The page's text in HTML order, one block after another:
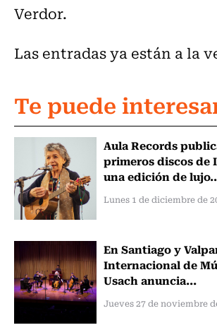
Verdor.
Las entradas ya están a la
Te puede
Aula Records
primeros discos de
una edición de
Lunes 1 de diciembre de
En Santiago y
Internacional de
Usach anuncia...
Jueves 27 de noviembre